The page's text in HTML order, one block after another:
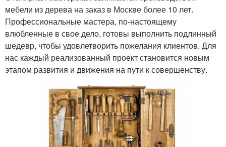
мебели из дерева на заказ в Москве более 10 лет.
Профессиональные мастера, по-настоящему
влюбленные в свое дело, готовы выполнить подлинный
шедевр, чтобы удовлетворить пожелания клиентов. Для
нас каждый реализованный проект становится новым
этапом развития и движения на пути к совершенству.